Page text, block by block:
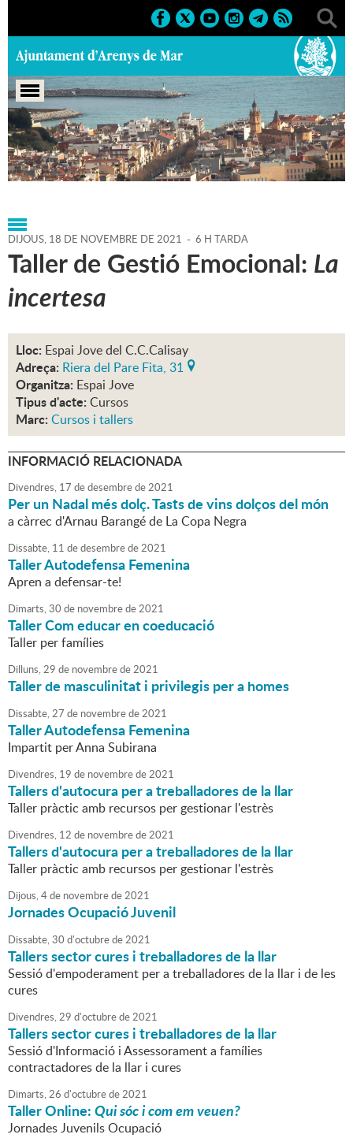
Portada > Agenda > 18-11-
2021 > Marcs > Culturals > 2021 > Cursos i tallers
DIJOUS, 18 DE NOVEMBRE DE 2021 - 6 H TARDA
Taller de Gestió Emocional: La
incertesa
Lloc: Espai Jove del C.C.Calisay
Adreça: Riera del Pare Fita, 31
Organitza: Espai Jove
Tipus d'acte: Cursos
Marc: Cursos i tallers
INFORMACIÓ RELACIONADA
Divendres, 17 dedesembrede2021
Per un Nadal més dolç. Tasts de vins dolços del món
a càrrec d'Arnau Barangé de La Copa Negra
Dissabte, 11 dedesembrede2021
Taller Autodefensa Femenina
Apren a defensar-te!
Dimarts,30 de novembrede2021
Taller Com educar en coeducació
Taller per famílies
Dilluns,29 de novembrede2021
Taller de masculinitat i privilegis per a homes
Dissabte,27 de novembrede2021
Taller Autodefensa Femenina
Impartit per Anna Subirana
Divendres, 19 de novembrede2021
Tallers d'autocura per a treballadores de la llar
Taller pràctic amb recursos per gestionar l'estrès
Divendres, 12 de novembrede2021
Tallers d'autocura per a treballadores de la llar
Taller pràctic amb recursos per gestionar l'estrès
Dijous,4de novembrede2021
Jornades Ocupació Juvenil
Dissabte,30 d'octubrede2021
Tallers sector cures i treballadores de la llar
Sessió d'empoderament per a treballadores de la llar i de les
cures
Divendres,29 d'octubrede2021
Tallers sector cures i treballadores de la llar
Sessió d'Informació i Assessorament a famílies
contractadores de la llar i cures
Dimarts,26 d'octubrede2021
Taller Online:Qui sóc i com em veuen?
Jornades Juvenils Ocupació